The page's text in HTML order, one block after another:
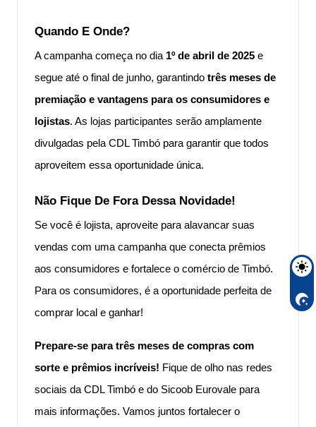
Quando E Onde?
A campanha começa no dia 1º de abril de 2025 e
segue até o final de junho, garantindo três meses de
premiação e vantagens para os consumidores e
lojistas. As lojas participantes serão amplamente
divulgadas pela CDL Timbó para garantir que todos
aproveitem essa oportunidade única.
Não Fique De Fora Dessa Novidade!
Se você é lojista, aproveite para alavancar suas
vendas com uma campanha que conecta prêmios
aos consumidores e fortalece o comércio de Timbó.
Para os consumidores, é a oportunidade perfeita de
comprar local e ganhar!
Prepare-se para três meses de compras com
sorte e prêmios incríveis! Fique de olho nas redes
sociais da CDL Timbó e do Sicoob Eurovale para
mais informações. Vamos juntos fortalecer o